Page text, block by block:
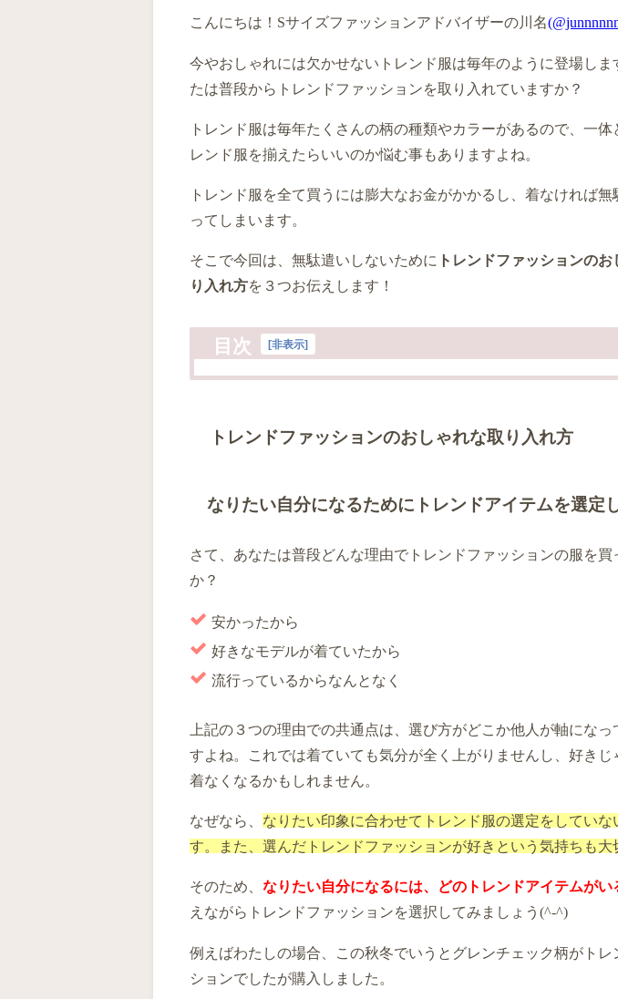
こんにちは！ Sサイズファッションアドバイザーの川名
今やおしゃれには欠かせないトレンド服は毎年のように登場しま
たは普段からトレンドファッションを取り入れていますか？
トレンド服は毎年たくさんの柄の種類やカラーがあるので、一体
レンド服を揃えたらいいのか悩む事もありますよね。
トレンド服を全て買うには膨大なお金がかかるし、着なければ無
ってしまいます。
そこで今回は、無駄遣いしないために トレンドファッションのお
り入れ方を３つお伝えします！
目次 [非表示]
トレンドファッションのおしゃれな取り入れ方
なりたい自分になるためにトレンドアイテムを選定
さて、あなたは普段どんな理由でトレンドファッションの服を買
か？
安かったから
好きなモデルが着ていたから
流行っているからなんとなく
上記の３つの理由での共通点は、選び方がどこか他人が軸になっ
すよね。これでは着ていても気分が全く上がりませんし、好きじ
着なくなるかもしれません。
なぜなら、 なりたい印象に合わせてトレンド服の選定をしていな
す。また、選んだトレンドファッションが好きという気持ちも大
そのため、 なりたい自分になるには、 どのトレンドアイテムがい
えながらトレンドファッションを選択してみましょう (^-^)
例えばわたしの場合、この秋冬でいうとグレンチェック柄がトレ
ションでしたが購入しました。